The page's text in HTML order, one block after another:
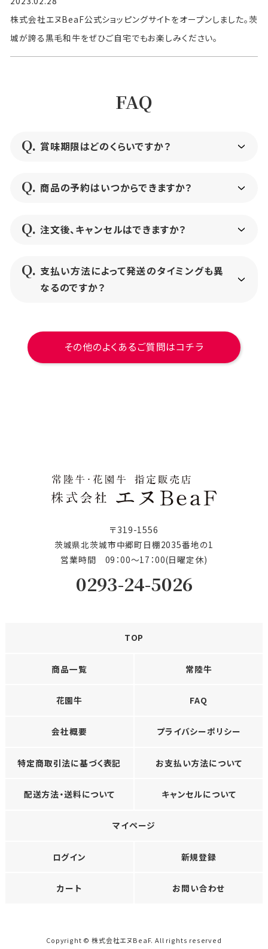
株式会社エヌBeaF公式ショッピングサイトをオープンしました。茨
城が誇る黒毛和牛をぜひご自宅でもお楽しみください。
FAQ
支払い方法によって発送のタイミングも異
なるのですか？
注文後、キャンセルはできますか？
商品の予約はいつからできますか？
賞味期限はどのくらいですか？
その他のよくあるご質問はコチラ
〒319-1556
茨城県北茨城市中郷町日棚2035番地の1
営業時間 09：00〜17：00(日曜定休)
0293-24-5026
Copyright © 株式会社エヌBeaF. All rights reserved
TOP
商品一覧 常陸牛
花園牛 FAQ
会社概要 プライバシーポリシー
特定商取引法に基づく表記 お支払い方法について
配送方法・送料について キャンセルについて
マイページ
ログイン 新規登録
カート お問い合わせ